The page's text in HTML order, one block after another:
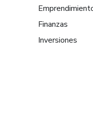
Finanzas
Inversiones